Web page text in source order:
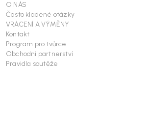
O NÁS
Často kladené otázky
VRÁCENÍ A VÝMĚNY
Kontakt
Program pro tvůrce
Obchodní partnerství
Pravidla soutěže